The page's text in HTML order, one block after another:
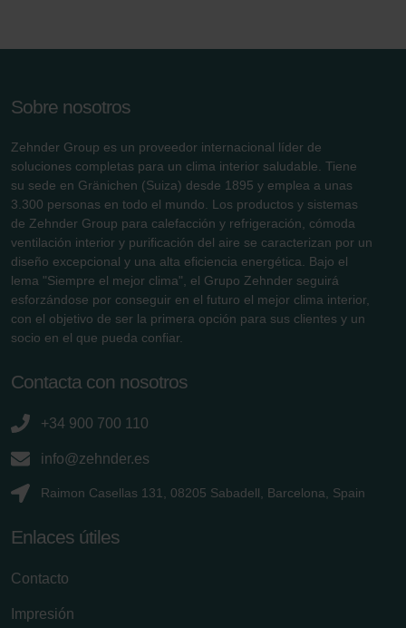
Sobre nosotros
Zehnder Group es un proveedor internacional líder de
soluciones completas para un clima interior saludable. Tiene
su sede en Gränichen (Suiza) desde 1895 y emplea a unas
3.300 personas en todo el mundo. Los productos y sistemas
de Zehnder Group para calefacción y refrigeración, cómoda
ventilación interior y purificación del aire se caracterizan por un
diseño excepcional y una alta eficiencia energética. Bajo el
lema "Siempre el mejor clima", el Grupo Zehnder seguirá
esforzándose por conseguir en el futuro el mejor clima interior,
con el objetivo de ser la primera opción para sus clientes y un
socio en el que pueda confiar.
Contacta con nosotros
+34 900 700 110
info@zehnder.es
Raimon Casellas 131, 08205 Sabadell, Barcelona, Spain
Enlaces útiles
Contacto
Impresión